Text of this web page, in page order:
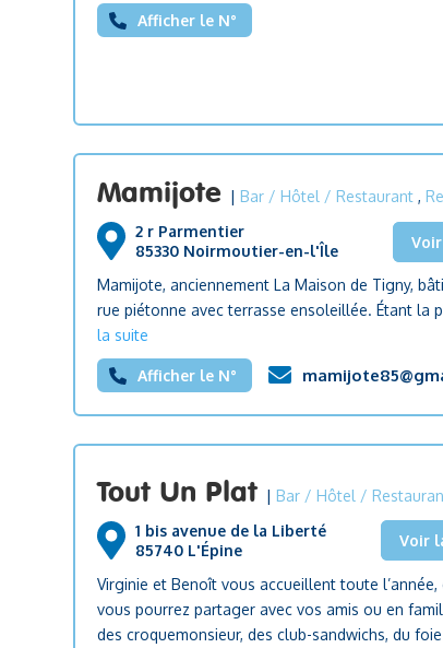
Afficher le N°
Mamijote |Bar / Hôtel / Restaurant ,
2 r Parmentier
85330 Noirmoutier-en-l'Île
Mamijote, anciennement La Maison de Tigny,
rue piétonne avec terrasse ensoleillée. Étant la
la suite
Afficher le N°
Tout Un Plat |Bar / Hôtel /
1 bis avenue de la Liberté
85740 L'Épine
Voir
Virginie et Benoît vous accueillent toute
vous pourrez partager avec vos amis ou en
des croquemonsieur, des club-sandwichs, du